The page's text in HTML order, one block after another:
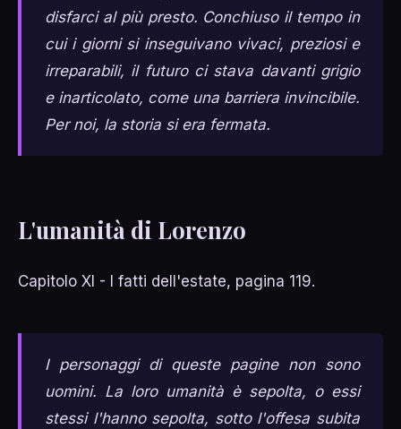
disfarci al più presto. Conchiuso il tempo in
cui i giorni si inseguivano vivaci, preziosi e
irreparabili, il futuro ci stava davanti grigio
e inarticolato, come una barriera invincibile.
Per noi, la storia si era fermata.
L'umanità di Lorenzo
Capitolo XI - I fatti dell'estate, pagina 119.
I personaggi di queste pagine non sono
uomini. La loro umanità è sepolta, o essi
stessi l'hanno sepolta, sotto l'offesa subita